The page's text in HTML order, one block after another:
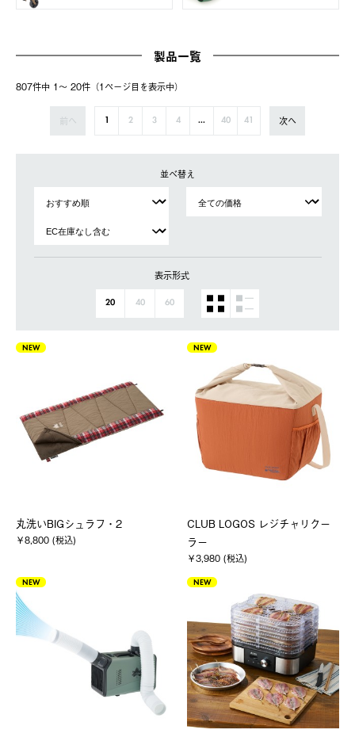
製品一覧
807件中 1〜 20件（1ページ⽬を表⽰中）
前へ 1 2 3 4 ... 40 41 次へ
並べ替え
表示形式
20 40 60
NEW
丸洗いBIGシュラフ・2
￥8,800 (税込)
NEW
CLUB LOGOS レジチャリクー
ラー
￥3,980 (税込)
NEW NEW